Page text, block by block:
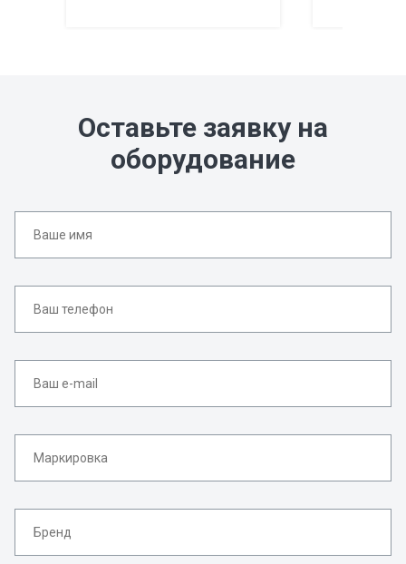
Оставьте заявку на
оборудование